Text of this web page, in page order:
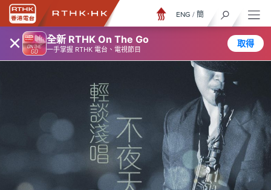
× 全新 RTHK On The Go
一手掌握 RTHK 電台、電視節目
取得
ENG / 簡